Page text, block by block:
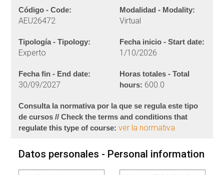
Código - Code:
AEU26472
Modalidad - Modality:
Virtual
Tipología - Tipology:
Experto
Fecha inicio - Start date:
1/10/2026
Fecha fin - End date:
30/09/2027
Horas totales - Total
hours: 600.0
Consulta la normativa por la que se regula este tipo
de cursos // Check the terms and conditions that
regulate this type of course:ver la normativa
Datos personales - Personal information